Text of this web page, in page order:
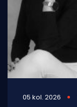
05 kol. 2026